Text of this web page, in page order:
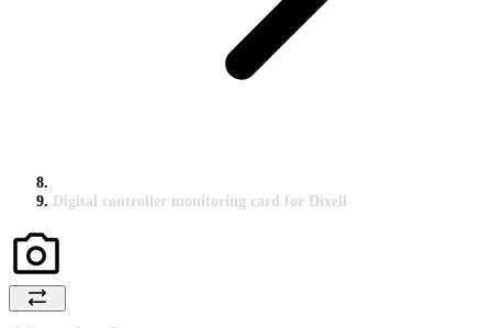
Digital controller monitoring card for Dixell